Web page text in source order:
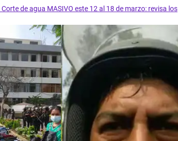
de agua MASIVO este 12 al 18 de marzo: revisa los